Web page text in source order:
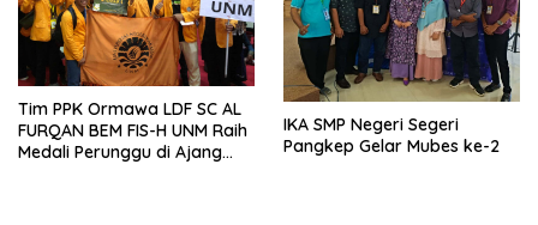
Tim PPK Ormawa LDF SC AL
FURQAN BEM FIS-H UNM Raih
Medali Perunggu di Ajang
IKA SMP Negeri Segeri
Pangkep Gelar Mubes ke-2